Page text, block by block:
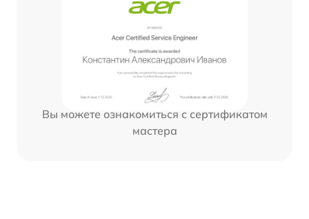
Вы можете ознакомиться с сертификатом
мастера